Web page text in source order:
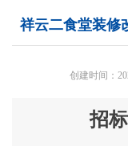
联系我们
招
祥云二食堂装修
创建时间：